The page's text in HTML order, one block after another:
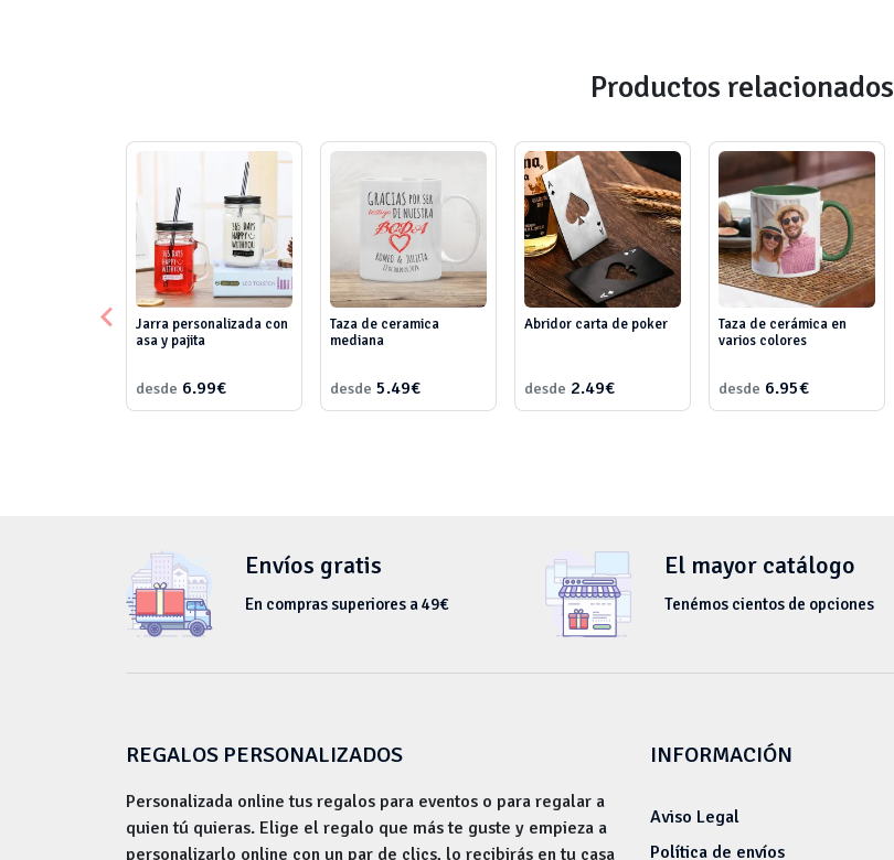
Productos relacionados
Jarra personalizada con
asa y pajita
desde 6.99€
Taza de ceramica
mediana
desde 5.49€
Abridor carta de poker
desde 2.49€
Taza de cerámica en
varios colores
desde 6.95€
Envíos gratis
En compras superiores a 49€
El mayor catálogo
Tenémos cientos de opciones
REGALOS PERSONALIZADOS
Personalizada online tus regalos para eventos o para regalar a
quien tú quieras. Elige el regalo que más te guste y empieza a
personalizarlo online con un par de clics, lo recibirás en tu casa
INFORMACIÓN
Aviso Legal
Política de envíos